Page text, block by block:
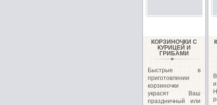
КОРЗИНОЧКИ С
КУРИЦЕЙ И
ГРИБАМИ
Быстрые в
приготовлении
корзиночки
украсят Ваш
праздничный или